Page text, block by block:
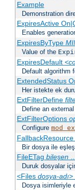
Example
Demonstration
ExpiresActive
Enables
ExpiresByType
Value of the
ExpiresDefault
Default algorithm
ExtendedStatus
Her istekte ek
ExtFilterDefine
Define an
ExtFilterOptions
Configure
Bir dosya ile
FileETag bileşen
Duruk dosyalar
<Files dosya-adı>
Dosya isimleriyle